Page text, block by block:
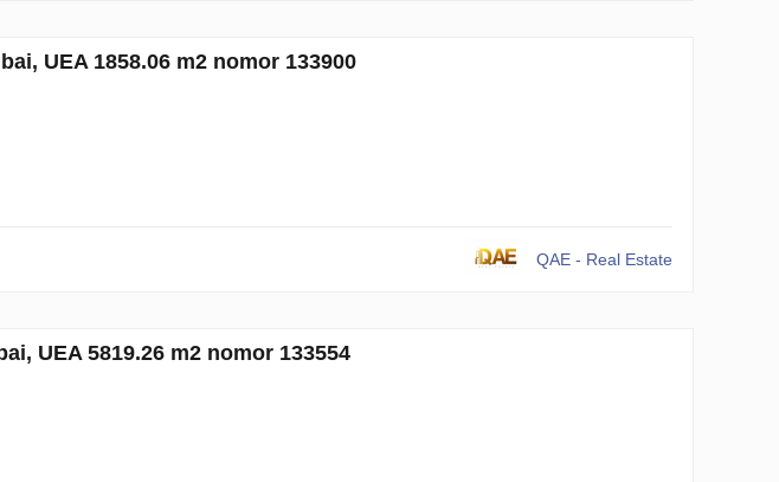
UEA 1858.06 m2 nomor 133900
QAE - Real Estate
UEA 5819.26 m2 nomor 133554